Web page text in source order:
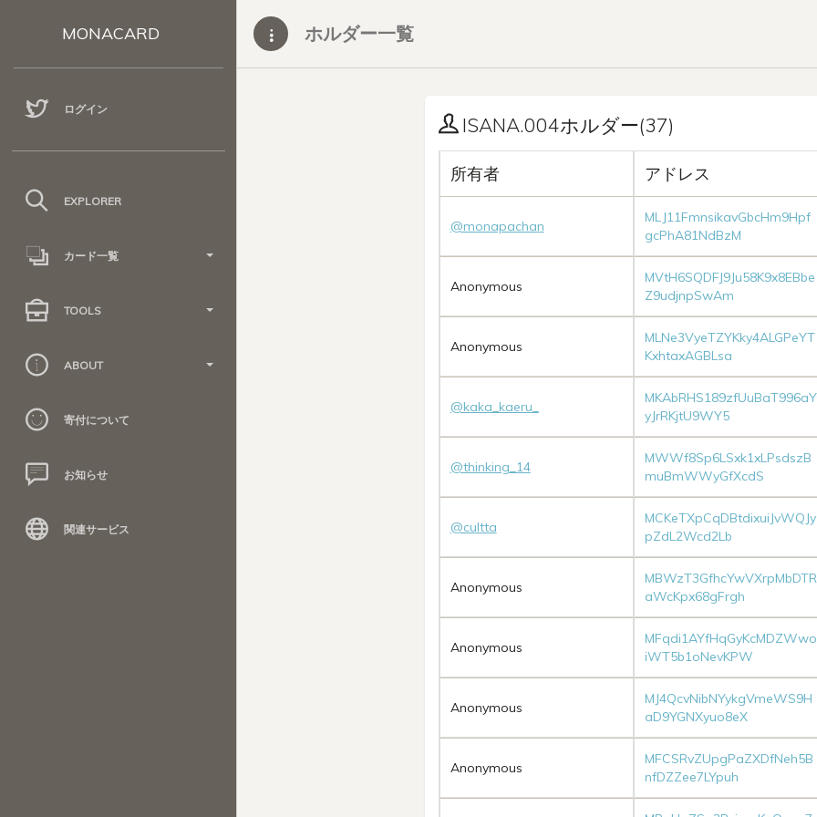
MONACARD
ログイン
EXPLORER
カード一覧
TOOLS
ABOUT
寄付について
お知らせ
関連サービス
ホルダー一覧
ISANA.004ホルダー(37)
所有者 アドレス
@monapachan
MLJ11FmnsikavGbcHm9Hpf
gcPhA81NdBzM
Anonymous
MVtH6SQDFJ9Ju58K9x8EBbe
Z9udjnpSwAm
Anonymous
MLNe3VyeTZYKky4ALGPeYT
KxhtaxAGBLsa
@kaka_kaeru_
MKAbRHS189zfUuBaT996aY
yJrRKjtU9WY5
@thinking_14
MWWf8Sp6LSxk1xLPsdszB
muBmWWyGfXcdS
@cultta
MCKeTXpCqDBtdixuiJvWQJy
pZdL2Wcd2Lb
Anonymous
MBWzT3GfhcYwVXrpMbDTR
aWcKpx68gFrgh
Anonymous
MFqdi1AYfHqGyKcMDZWwo
iWT5b1oNevKPW
Anonymous
MJ4QcvNibNYykgVmeWS9H
aD9YGNXyuo8eX
Anonymous
MFCSRvZUpgPaZXDfNeh5B
nfDZZee7LYpuh